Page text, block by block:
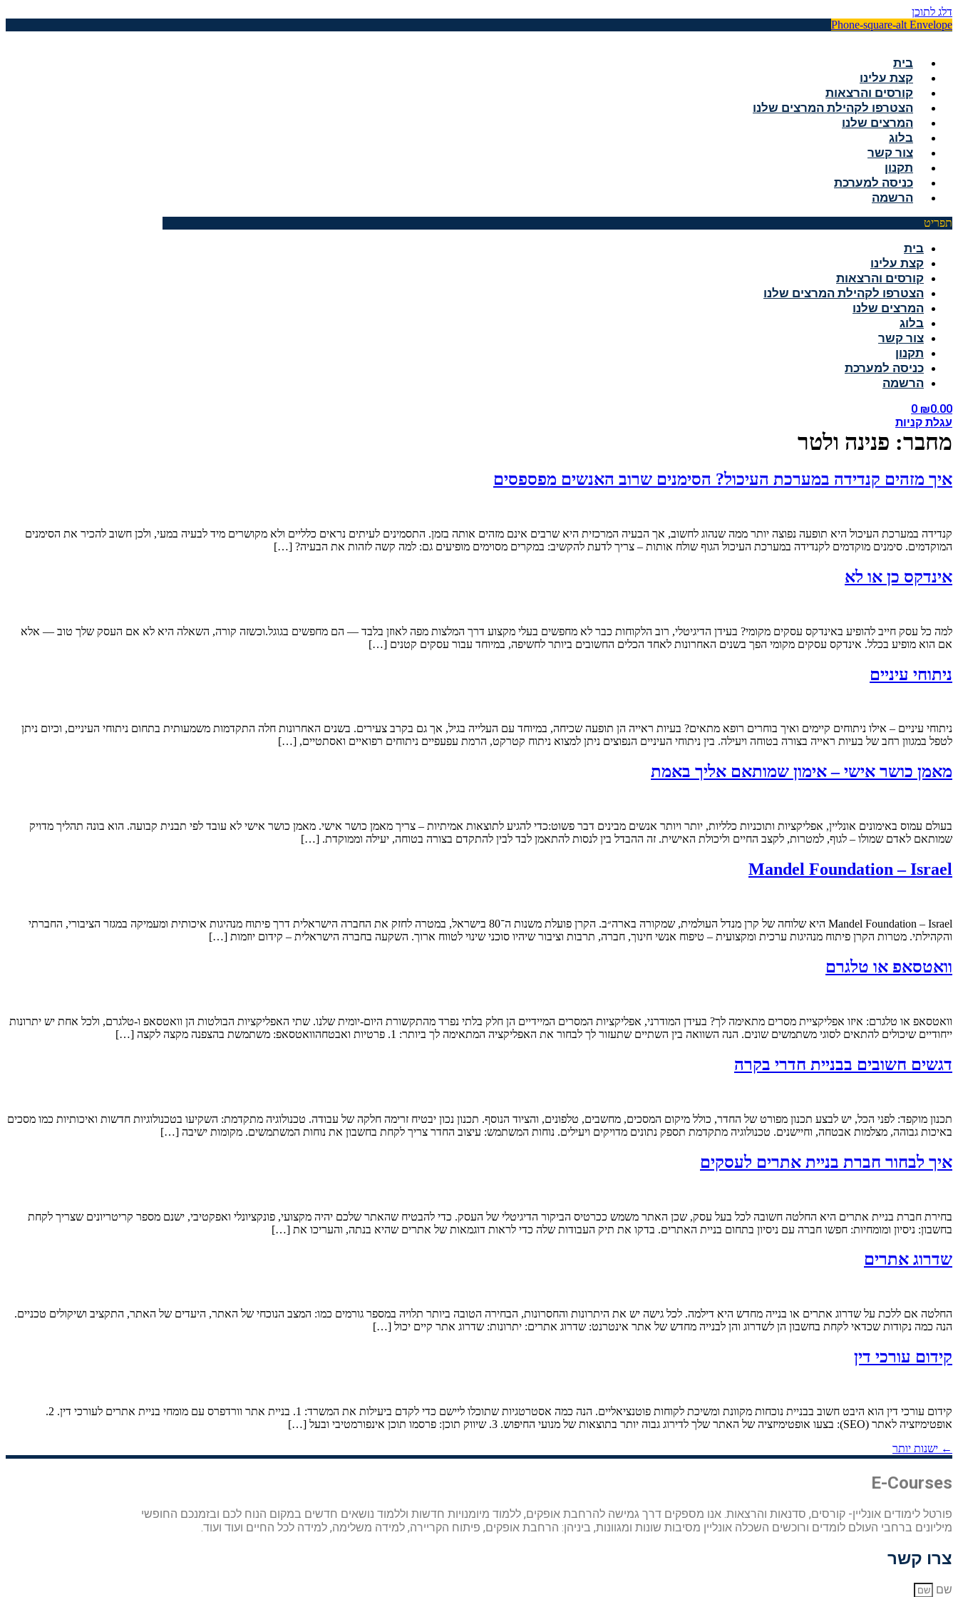
דלג לתוכן
Phone-square-alt Envelope
בית
קצת עלינו
קורסים והרצאות
הצטרפו לקהילת המרצים שלנו
המרצים שלנו
בלוג
צור קשר
תקנון
כניסה למערכת
הרשמה
תפריט
בית
קצת עלינו
קורסים והרצאות
הצטרפו לקהילת המרצים שלנו
המרצים שלנו
בלוג
צור קשר
תקנון
כניסה למערכת
הרשמה
₪0.00
0
עגלת קניות
מחבר: פנינה ולטר
איך מזהים קנדידה במערכת העיכול? הסימנים שרוב האנשים מפספסים
קנדידה במערכת העיכול היא תופעה נפוצה יותר ממה שנהוג לחשוב, אך הבעיה המרכזית היא שרבים אינם מזהים אותה בזמן. התסמינים לעיתים נראים כלליים ולא מקושרים מיד לבעיה במעי, ולכן חשוב להכיר את הסימנים
המוקדמים. סימנים מוקדמים לקנדידה במערכת העיכול הגוף שולח אותות – צריך לדעת להקשיב: במקרים מסוימים מופיעים גם: למה קשה לזהות את הבעיה? […]
אינדקס כן או לא
למה כל עסק חייב להופיע באינדקס עסקים מקומי? בעידן הדיגיטלי, רוב הלקוחות כבר לא מחפשים בעלי מקצוע דרך המלצות מפה לאוזן בלבד — הם מחפשים בגוגל.וכשזה קורה, השאלה היא לא אם העסק שלך טוב — אלא
אם הוא מופיע בכלל. אינדקס עסקים מקומי הפך בשנים האחרונות לאחד הכלים החשובים ביותר לחשיפה, במיוחד עבור עסקים קטנים […]
ניתוחי עיניים
ניתוחי עיניים – אילו ניתוחים קיימים ואיך בוחרים רופא מתאים? בעיות ראייה הן תופעה שכיחה, במיוחד עם העלייה בגיל, אך גם בקרב צעירים. בשנים האחרונות חלה התקדמות משמעותית בתחום ניתוחי העיניים, וכיום ניתן
לטפל במגוון רחב של בעיות ראייה בצורה בטוחה ויעילה. בין ניתוחי העיניים הנפוצים ניתן למצוא ניתוח קטרקט, הרמת עפעפיים ניתוחים רפואיים ואסתטיים, […]
מאמן כושר אישי – אימון שמותאם אליך באמת
בעולם עמוס באימונים אונליין, אפליקציות ותוכניות כלליות, יותר ויותר אנשים מבינים דבר פשוט:כדי להגיע לתוצאות אמיתיות – צריך מאמן כושר אישי. מאמן כושר אישי לא עובד לפי תבנית קבועה. הוא בונה תהליך מדויק
שמותאם לאדם שמולו – לגוף, למטרות, לקצב החיים וליכולת האישית. זה ההבדל בין לנסות להתאמן לבד לבין להתקדם בצורה בטוחה, יעילה וממוקדת. […]
Mandel Foundation – Israel
Mandel Foundation – Israel היא שלוחה של קרן מנדל העולמית, שמקורה בארה״ב. הקרן פועלת משנות ה־80 בישראל, במטרה לחזק את החברה הישראלית דרך פיתוח מנהיגות איכותית ומעמיקה במגזר הציבורי, החברתי
והקהילתי. מטרות הקרן פיתוח מנהיגות ערכית ומקצועית – טיפוח אנשי חינוך, חברה, תרבות וציבור שיהיו סוכני שינוי לטווח ארוך. השקעה בחברה הישראלית – קידום יוזמות […]
וואטסאפ או טלגרם
וואטסאפ או טלגרם: איזו אפליקציית מסרים מתאימה לך? בעידן המודרני, אפליקציות המסרים המיידיים הן חלק בלתי נפרד מהתקשורת היום-יומית שלנו. שתי האפליקציות הבולטות הן וואטסאפ ו-טלגרם, ולכל אחת יש יתרונות
ייחודיים שיכולים להתאים לסוגי משתמשים שונים. הנה השוואה בין השתיים שתעזור לך לבחור את האפליקציה המתאימה לך ביותר: 1. פרטיות ואבטחהוואטסאפ: משתמשת בהצפנה מקצה לקצה […]
דגשים חשובים בבניית חדרי בקרה
תכנון מוקפד: לפני הכל, יש לבצע תכנון מפורט של החדר, כולל מיקום המסכים, מחשבים, טלפונים, והציוד הנוסף. תכנון נכון יבטיח זרימה חלקה של עבודה. טכנולוגיה מתקדמת: השקיעו בטכנולוגיות חדשות ואיכותיות כמו מסכים
באיכות גבוהה, מצלמות אבטחה, וחיישנים. טכנולוגיה מתקדמת תספק נתונים מדויקים ויעילים. נוחות המשתמש: עיצוב החדר צריך לקחת בחשבון את נוחות המשתמשים. מקומות ישיבה […]
איך לבחור חברת בניית אתרים לעסקים
בחירת חברת בניית אתרים היא החלטה חשובה לכל בעל עסק, שכן האתר משמש ככרטיס הביקור הדיגיטלי של העסק. כדי להבטיח שהאתר שלכם יהיה מקצועי, פונקציונלי ואפקטיבי, ישנם מספר קריטריונים שצריך לקחת
בחשבון: ניסיון ומומחיות: חפשו חברה עם ניסיון בתחום בניית האתרים. בדקו את תיק העבודות שלה כדי לראות דוגמאות של אתרים שהיא בנתה, והעריכו את […]
שדרוג אתרים
החלטה אם ללכת על שדרוג אתרים או בנייה מחדש היא דילמה. לכל גישה יש את היתרונות והחסרונות, הבחירה הטובה ביותר תלויה במספר גורמים כמו: המצב הנוכחי של האתר, היעדים של האתר, התקציב ושיקולים טכניים.
הנה כמה נקודות שכדאי לקחת בחשבון הן לשדרוג והן לבנייה מחדש של אתר אינטרנט: שדרוג אתרים: יתרונות: שדרוג אתר קיים יכול […]
קידום עורכי דין
קידום עורכי דין הוא היבט חשוב בבניית נוכחות מקוונת ומשיכת לקוחות פוטנציאליים. הנה כמה אסטרטגיות שתוכלו ליישם כדי לקדם ביעילות את המשרד: 1. בניית אתר וורדפרס עם מומחי בניית אתרים לעורכי דין. 2.
אופטימיזציה לאתר (SEO): בצעו אופטימיזציה של האתר שלך לדירוג גבוה יותר בתוצאות של מנועי החיפוש. 3. שיווק תוכן: פרסמו תוכן אינפורמטיבי ובעל […]
← ישנות יותר
E-Courses
פורטל לימודים אונליין- קורסים, סדנאות והרצאות. אנו מספקים דרך גמישה להרחבת אופקים, ללמוד מיומנויות חדשות וללמוד נושאים חדשים במקום הנוח לכם ובזמנכם החופשי
מיליונים ברחבי העולם לומדים ורוכשים השכלה אונליין מסיבות שונות ומגוונות, ביניהן: הרחבת אופקים, פיתוח הקריירה, למידה משלימה, למידה לכל החיים ועוד ועוד.
צרו קשר
שם